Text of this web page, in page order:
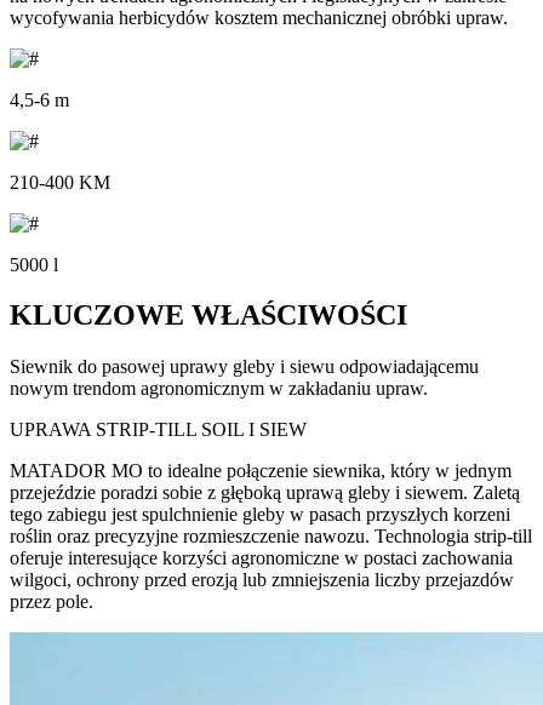
wycofywania herbicydów kosztem mechanicznej obróbki upraw.
4,5-6 m
210-400 KM
5000 l
KLUCZOWE WŁAŚCIWOŚCI
Siewnik do pasowej uprawy gleby i siewu odpowiadającemu
nowym trendom agronomicznym w zakładaniu upraw.
UPRAWA STRIP-TILL SOIL I SIEW
MATADOR MO to idealne połączenie siewnika, który w jednym
przejeździe poradzi sobie z głęboką uprawą gleby i siewem. Zaletą
tego zabiegu jest spulchnienie gleby w pasach przyszłych korzeni
roślin oraz precyzyjne rozmieszczenie nawozu. Technologia strip-till
oferuje interesujące korzyści agronomiczne w postaci zachowania
wilgoci, ochrony przed erozją lub zmniejszenia liczby przejazdów
przez pole.